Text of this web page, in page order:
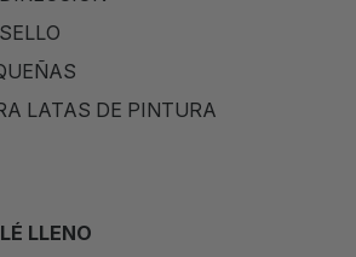
LATAS DE PINTURA
LLENO